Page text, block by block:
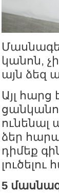
կանոն,
այն ձեզ
Այլ հարց
ունենալ
ձեր
դիմեք
լուծելու
5